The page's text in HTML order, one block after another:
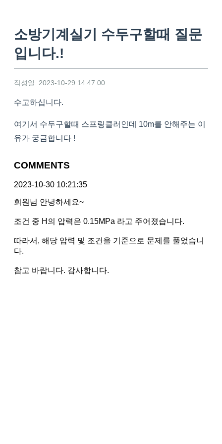
소방기계실기 수두구할때 질문
입니다.!
작성일: 2023-10-29 14:47:00
수고하십니다.
여기서 수두구할때 스프링클러인데 10m를 안해주는 이
유가 궁금합니다 !
COMMENTS
2023-10-30 10:21:35
회원님 안녕하세요~
조건 중 H의 압력은 0.15MPa 라고 주어졌습니다.
따라서, 해당 압력 및 조건을 기준으로 문제를 풀었습니
다.
참고 바랍니다. 감사합니다.